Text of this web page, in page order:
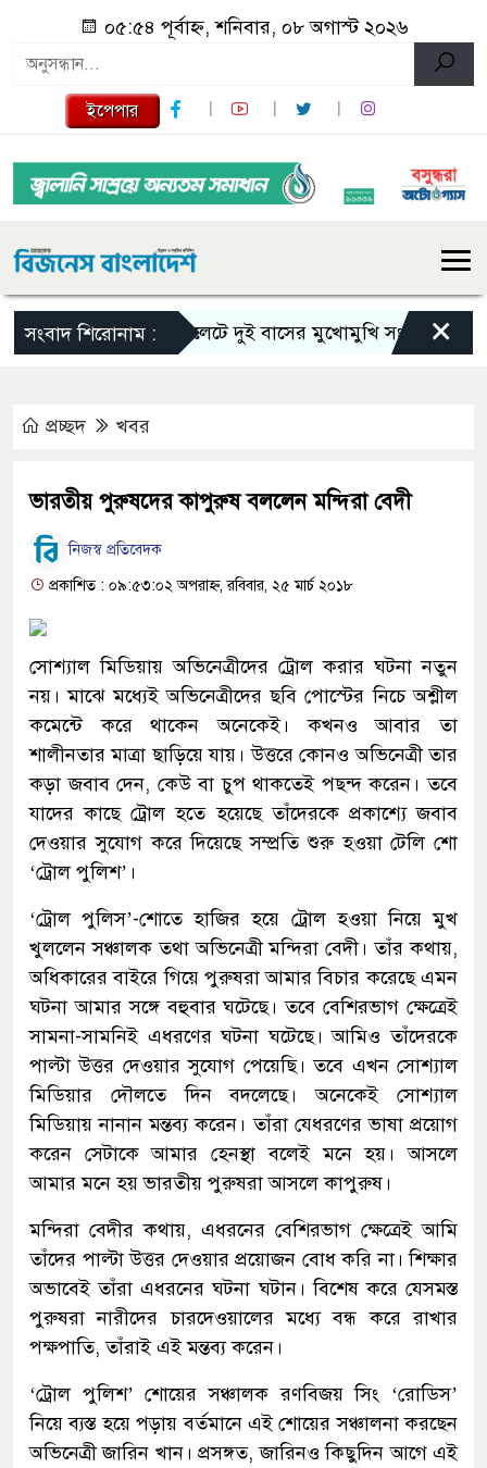
০৫:৫৪ পূর্বাহ্ন, শনিবার, ০৮ অগাস্ট ২০২৬
ইপেপার
সংবাদ শিরোনাম :সিলেটে দুই বাসের মুখোমুখি সংঘর্ষে নিহত
×
প্রচ্ছদ খবর
ভারতীয় পুরুষদের কাপুরুষ বললেন মন্দিরা বেদী
নিজস্ব প্রতিবেদক
প্রকাশিত : ০৯:৫৩:০২ অপরাহ্ন, রবিবার, ২৫ মার্চ ২০১৮
সোশ্যাল মিডিয়ায় অভিনেত্রীদের ট্রোল করার ঘটনা নতুন
নয়। মাঝে মধ্যেই অভিনেত্রীদের ছবি পোস্টের নিচে অশ্লীল
কমেন্টে করে থাকেন অনেকেই। কখনও আবার তা
শালীনতার মাত্রা ছাড়িয়ে যায়। উত্তরে কোনও অভিনেত্রী তার
কড়া জবাব দেন, কেউ বা চুপ থাকতেই পছন্দ করেন। তবে
যাদের কাছে ট্রোল হতে হয়েছে তাঁদেরকে প্রকাশ্যে জবাব
দেওয়ার সুযোগ করে দিয়েছে সম্প্রতি শুরু হওয়া টেলি শো
‘ট্রোল পুলিশ’।
‘ট্রোল পুলিস’-শোতে হাজির হয়ে ট্রোল হওয়া নিয়ে মুখ
খুললেন সঞ্চালক তথা অভিনেত্রী মন্দিরা বেদী। তাঁর কথায়,
অধিকারের বাইরে গিয়ে পুরুষরা আমার বিচার করেছে এমন
ঘটনা আমার সঙ্গে বহুবার ঘটেছে। তবে বেশিরভাগ ক্ষেত্রেই
সামনা-সামনিই এধরণের ঘটনা ঘটেছে। আমিও তাঁদেরকে
পাল্টা উত্তর দেওয়ার সুযোগ পেয়েছি। তবে এখন সোশ্যাল
মিডিয়ার দৌলতে দিন বদলেছে। অনেকেই সোশ্যাল
মিডিয়ায় নানান মন্তব্য করেন। তাঁরা যেধরণের ভাষা প্রয়োগ
করেন সেটাকে আমার হেনস্থা বলেই মনে হয়। আসলে
আমার মনে হয় ভারতীয় পুরুষরা আসলে কাপুরুষ।
মন্দিরা বেদীর কথায়, এধরনের বেশিরভাগ ক্ষেত্রেই আমি
তাঁদের পাল্টা উত্তর দেওয়ার প্রয়োজন বোধ করি না। শিক্ষার
অভাবেই তাঁরা এধরনের ঘটনা ঘটান। বিশেষ করে যেসমস্ত
পুরুষরা নারীদের চারদেওয়ালের মধ্যে বন্ধ করে রাখার
পক্ষপাতি, তাঁরাই এই মন্তব্য করেন।
‘ট্রোল পুলিশ’ শোয়ের সঞ্চালক রণবিজয় সিং ‘রোডিস’
নিয়ে ব্যস্ত হয়ে পড়ায় বর্তমানে এই শোয়ের সঞ্চালনা করছেন
অভিনেত্রী জারিন খান। প্রসঙ্গত, জারিনও কিছুদিন আগে এই